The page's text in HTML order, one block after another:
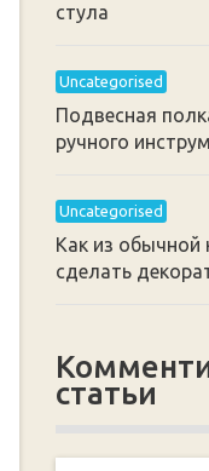
стула
Uncategorised
Подвесная
ручного
Uncategorised
Как из обычной
сделать
статьи